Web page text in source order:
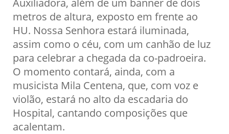
metros de altura, exposto em frente ao
HU. Nossa Senhora estará iluminada,
assim como o céu, com um canhão de luz
para celebrar a chegada da co-padroeira.
O momento contará, ainda, com a
musicista Mila Centena, que, com voz e
violão, estará no alto da escadaria do
Hospital, cantando composições que
acalentam.